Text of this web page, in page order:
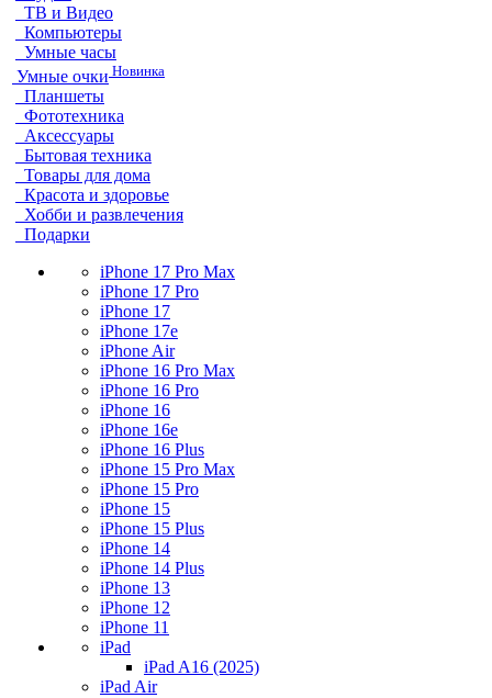
ТВ и Видео
Компьютеры
Умные часы
Умные очки Новинка
Планшеты
Фототехника
Аксессуары
Бытовая техника
Товары для дома
Красота и здоровье
Хобби и развлечения
Подарки
iPhone 17 Pro Max
iPhone 17 Pro
iPhone 17
iPhone 17e
iPhone Air
iPhone 16 Pro Max
iPhone 16 Pro
iPhone 16
iPhone 16e
iPhone 16 Plus
iPhone 15 Pro Max
iPhone 15 Pro
iPhone 15
iPhone 15 Plus
iPhone 14
iPhone 14 Plus
iPhone 13
iPhone 12
iPhone 11
iPad
iPad A16 (2025)
iPad Air